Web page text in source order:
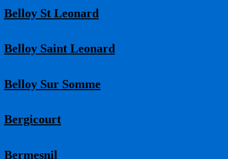
Belloy St Leonard
Belloy Saint Leonard
Belloy Sur Somme
Bergicourt
Bermesnil